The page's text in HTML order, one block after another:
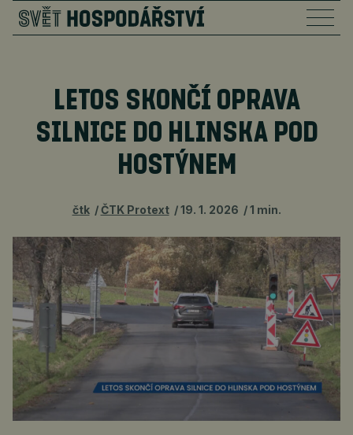
LETOS SKONČÍ OPRAVA
SILNICE DO HLINSKA POD
HOSTÝNEM
čtk ČTK Protext 19. 1. 2026 1 min.